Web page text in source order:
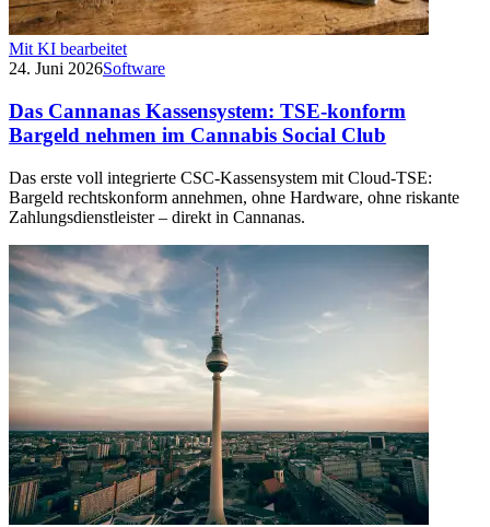
Mit KI bearbeitet
24. Juni 2026Software
Das Cannanas Kassensystem: TSE-konform
Bargeld nehmen im Cannabis Social Club
Das erste voll integrierte CSC-Kassensystem mit Cloud-TSE:
Bargeld rechtskonform annehmen, ohne Hardware, ohne riskante
Zahlungsdienstleister – direkt in Cannanas.